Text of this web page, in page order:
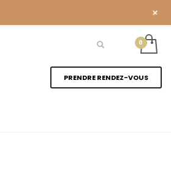
PRENDRE RENDEZ-VOUS
+